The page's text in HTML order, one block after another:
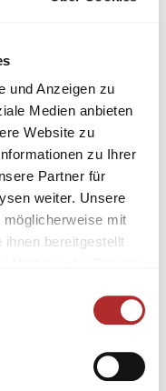
und Anzeigen zu
Medien anbieten
Website zu
zu Ihrer
Partner für
weiter. Unsere
mit
bereitgestellt